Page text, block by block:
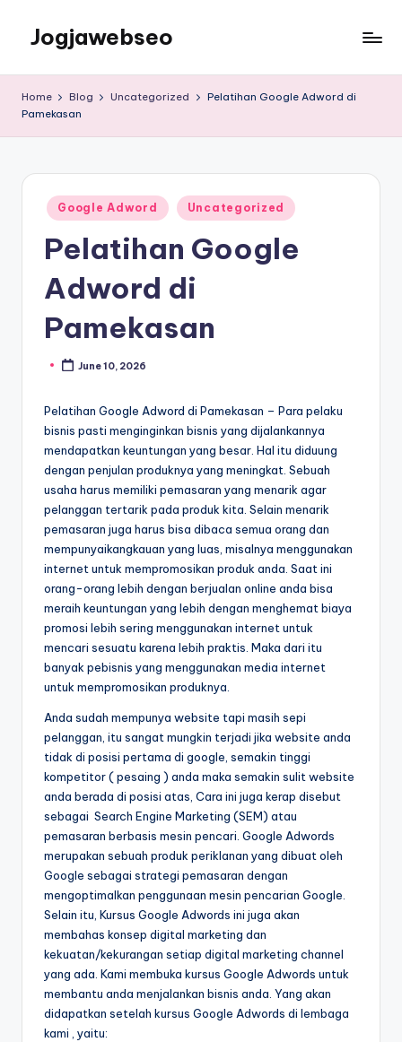
Jogjawebseo
Home Blog Uncategorized
Pelatihan Google Adword di
Pamekasan
Google Adword Uncategorized
Pelatihan Google
Adword di
Pamekasan
June 10, 2026
Pelatihan Google Adword di Pamekasan – Para pelaku
bisnis pasti menginginkan bisnis yang dijalankannya
mendapatkan keuntungan yang besar. Hal itu diduung
dengan penjulan produknya yang meningkat. Sebuah
usaha harus memiliki pemasaran yang menarik agar
pelanggan tertarik pada produk kita. Selain menarik
pemasaran juga harus bisa dibaca semua orang dan
mempunyaikangkauan yang luas, misalnya menggunakan
internet untuk mempromosikan produk anda. Saat ini
orang-orang lebih dengan berjualan online anda bisa
meraih keuntungan yang lebih dengan menghemat biaya
promosi lebih sering menggunakan internet untuk
mencari sesuatu karena lebih praktis. Maka dari itu
banyak pebisnis yang menggunakan media internet
untuk mempromosikan produknya.
Anda sudah mempunya website tapi masih sepi
pelanggan, itu sangat mungkin terjadi jika website anda
tidak di posisi pertama di google, semakin tinggi
kompetitor ( pesaing ) anda maka semakin sulit website
anda berada di posisi atas, Cara ini juga kerap disebut
sebagai Search Engine Marketing (SEM) atau
pemasaran berbasis mesin pencari. Google Adwords
merupakan sebuah produk periklanan yang dibuat oleh
Google sebagai strategi pemasaran dengan
mengoptimalkan penggunaan mesin pencarian Google.
Selain itu, Kursus Google Adwords ini juga akan
membahas konsep digital marketing dan
kekuatan/kekurangan setiap digital marketing channel
yang ada. Kami membuka kursus Google Adwords untuk
membantu anda menjalankan bisnis anda. Yang akan
didapatkan setelah kursus Google Adwords di lembaga
kami , yaitu: